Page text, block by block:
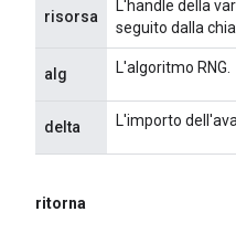
risorsa
L'handle della
seguito dalla
alg L'algoritmo RNG.
delta L'importo
ritorna